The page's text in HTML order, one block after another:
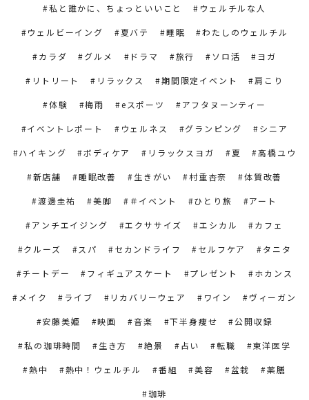
私と誰かに、ちょっといいこと ウェルチルな人
ウェルビーイング 夏バテ 睡眠 わたしのウェルチル
カラダ グルメ ドラマ 旅行 ソロ活 ヨガ
リトリート リラックス 期間限定イベント 肩こり
体験 梅雨 eスポーツ アフタヌーンティー
イベントレポート ウェルネス グランピング シニア
ハイキング ボディケア リラックスヨガ 夏 高橋ユウ
新店舗 睡眠改善 生きがい 村重杏奈 体質改善
渡邊圭祐 美脚 ＃イベント ひとり旅 アート
アンチエイジング エクササイズ エシカル カフェ
クルーズ スパ セカンドライフ セルフケア タニタ
チートデー フィギュアスケート プレゼント ホカンス
メイク ライブ リカバリーウェア ワイン ヴィーガン
安藤美姫 映画 音楽 下半身痩せ 公開収録
私の珈琲時間 生き方 絶景 占い 転職 東洋医学
熱中 熱中！ウェルチル 番組 美容 盆栽 薬膳
珈琲